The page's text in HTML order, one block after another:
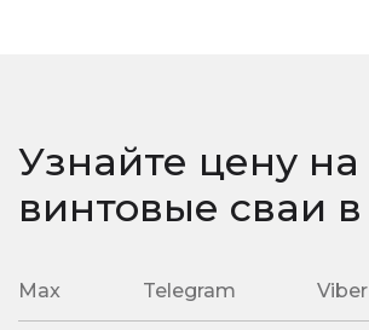
любая сложность вашего объекта
Узнайте цену на
винтовые сваи в
Max Telegram Viber